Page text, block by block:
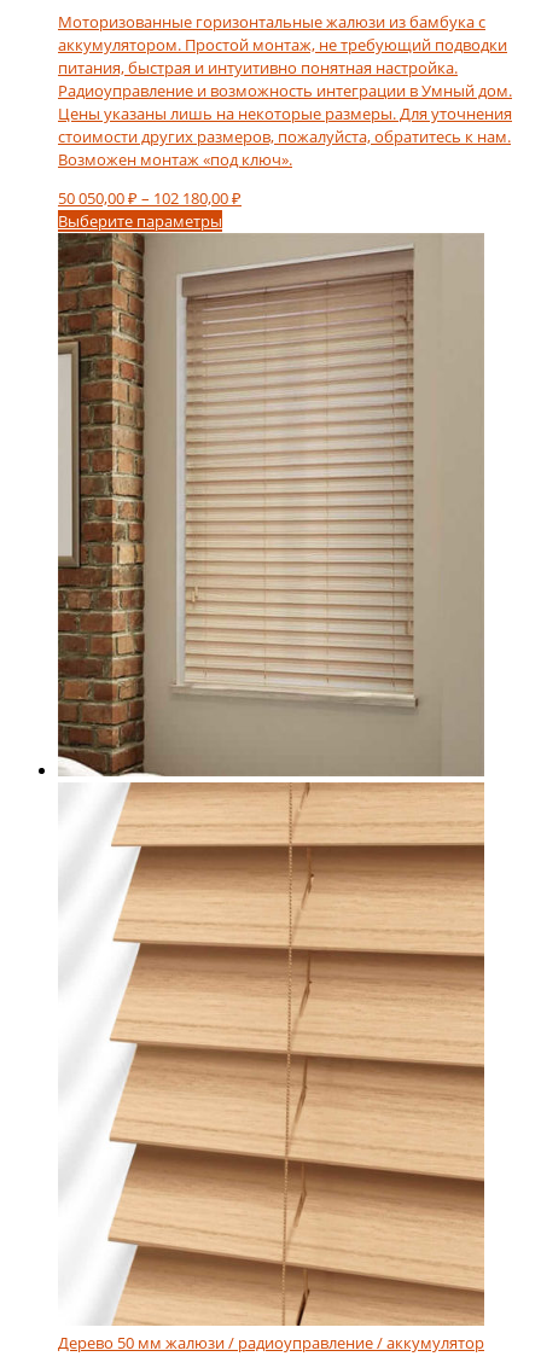
Моторизованные горизонтальные жалюзи из бамбука с
аккумулятором. Простой монтаж, не требующий подводки
питания, быстрая и интуитивно понятная настройка.
Радиоуправление и возможность интеграции в Умный дом.
Цены указаны лишь на некоторые размеры. Для уточнения
стоимости других размеров, пожалуйста, обратитесь к нам.
Возможен монтаж «под ключ».
50 050,00₽ – 102 180,00₽
050,00 ₽
–
102
180,00 ₽
Выберите параметры
имеет
несколько
вариаций.
Опции
можно
выбрать
на
странице
товара.
Дерево 50 мм жалюзи / радиоуправление / аккумулятор